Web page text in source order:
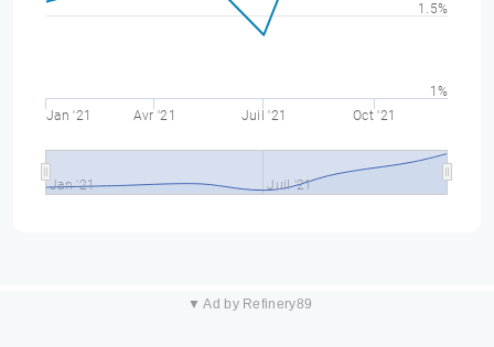
Jan '21 Avr '21 Juil '21 Oct '21
Jan '21 Juil '21
1%
1.5%
▼ Ad by Refinery89